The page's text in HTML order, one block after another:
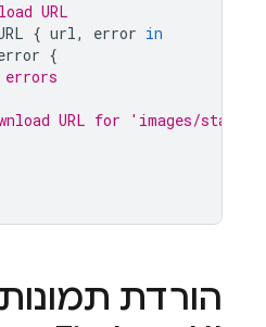
URL
{ url, error in
{
errors
URL for 'images/
הורדת